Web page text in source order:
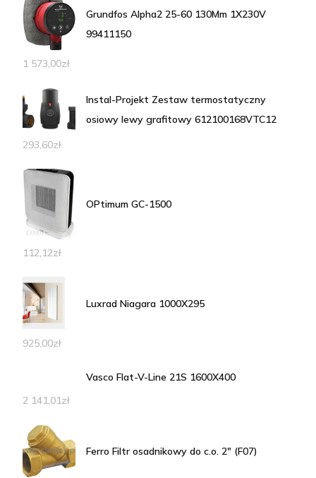
Grundfos Alpha2 25-60 130Mm 1X230V
99411150
1 573,00zł
Instal-Projekt Zestaw termostatyczny
osiowy lewy grafitowy 612100168VTC12
293,60zł
OPtimum GC-1500
112,12zł
Luxrad Niagara 1000X295
925,00zł
Vasco Flat-V-Line 21S 1600X400
2 141,01zł
Ferro Filtr osadnikowy do c.o. 2" (F07)